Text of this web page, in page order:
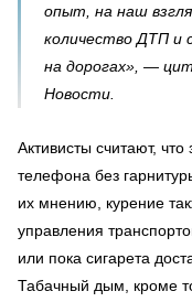
опыт, на наш
количество ДТП и
на дорогах», —
Новости.
Активисты считают,
телефона без
их мнению, курение
управления
или пока сигарета
Табачный дым, кроме